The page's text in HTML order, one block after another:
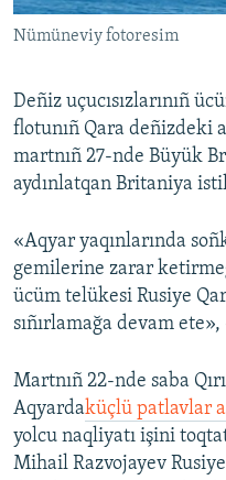
QOŞULIÑIZ!
RFE/RS bütün saytları
Nümüneviy fotoresim
Deñiz uçucısızlarınıñ
flotunıñ Qara deñizdeki
martnıñ 27-nde Büyük
aydınlatqan Britaniya
«Aqyar yaqınlarında
gemilerine zarar
ücüm telükesi Rusiye
sıñırlamağa devam
Martnıñ 22-nde saba
Aqyardaküçlü patlavlar
yolcu naqliyatı işini
Mihail Razvojayev